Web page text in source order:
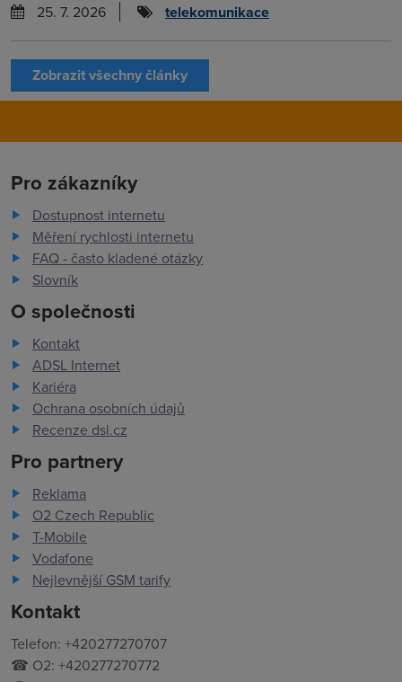
25. 7. 2026
telekomunikace
Zobrazit všechny články
Pro zákazníky
Dostupnost internetu
Měření rychlosti internetu
FAQ - často kladené otázky
Slovník
O společnosti
Kontakt
ADSL Internet
Kariéra
Ochrana osobních údajů
Recenze dsl.cz
Pro partnery
Reklama
O2 Czech Republic
T-Mobile
Vodafone
Nejlevnější GSM tarify
Kontakt
Telefon: +420277270707
☎ O2: +420277270772